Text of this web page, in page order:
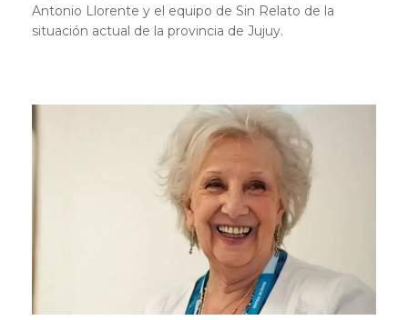
Antonio Llorente y el equipo de Sin Relato de la
situación actual de la provincia de Jujuy.